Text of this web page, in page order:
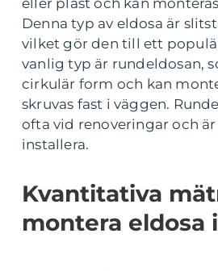
eller plast och kan
Denna typ av eldosa är
vilket gör den till ett
vanlig typ är rundeldosan,
cirkulär form och kan
skruvas fast i väggen.
ofta vid renoveringar och
installera.
Kvantitativa
montera eldosa